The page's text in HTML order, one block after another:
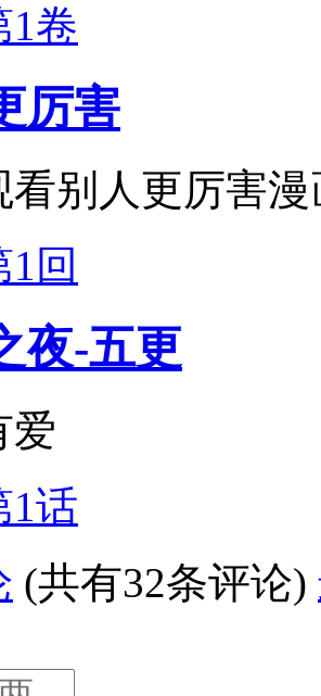
1卷
厉害
看别人更厉害漫
1回
夜-五更
爱
1话
(共有32条评论)